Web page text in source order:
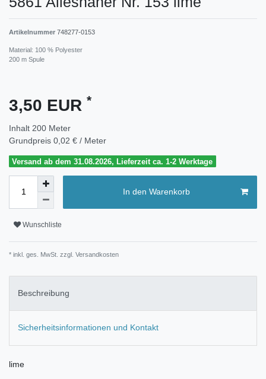
Artikelnummer 748277-0153
Material: 100 % Polyester
200 m Spule
3,50 EUR *
Inhalt 200 Meter
Grundpreis 0,02 € / Meter
Versand ab dem 31.08.2026, Lieferzeit ca. 1-2 Werktage
In den Warenkorb
Wunschliste
* inkl. ges. MwSt. zzgl. Versandkosten
Beschreibung
Sicherheitsinformationen und Kontakt
lime